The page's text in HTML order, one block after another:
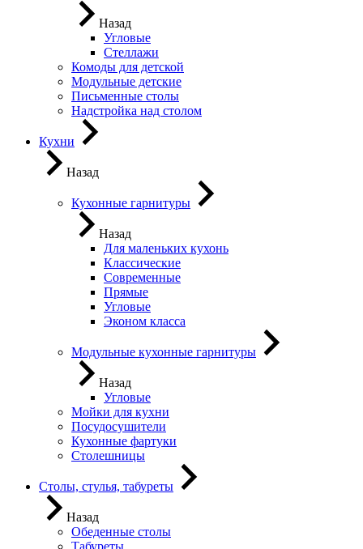
Назад
Угловые
Стеллажи
Комоды для детской
Модульные детские
Письменные столы
Надстройка над столом
Кухни
Назад
Кухонные гарнитуры
Назад
Для маленьких кухонь
Классические
Современные
Прямые
Угловые
Эконом класса
Модульные кухонные гарнитуры
Назад
Угловые
Мойки для кухни
Посудосушители
Кухонные фартуки
Столешницы
Столы, стулья, табуреты
Назад
Обеденные столы
Табуреты